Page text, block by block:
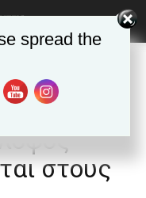
τύπου
άρθρα
του
στους
spread the